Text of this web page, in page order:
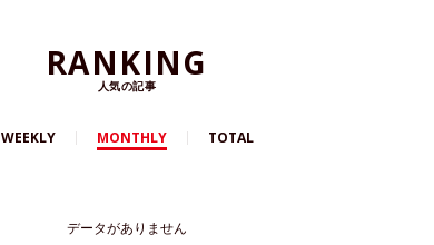
RANKING
人気の記事
WEEKLY MONTHLY TOTAL
データがありません